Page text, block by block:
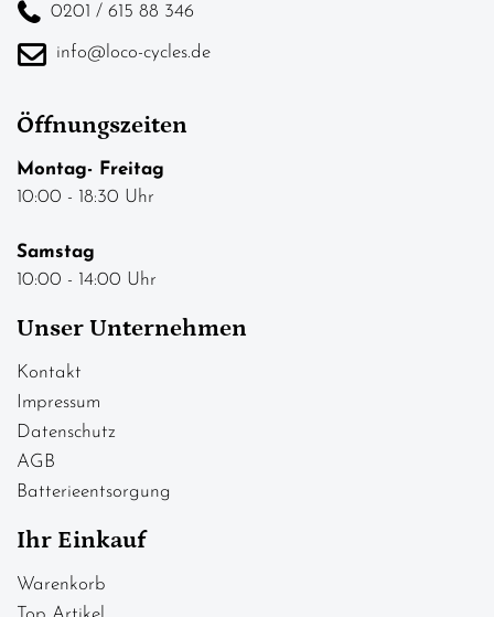
0201 / 615 88 346
info@loco-cycles.de
Öffnungszeiten
Montag- Freitag
10:00 - 18:30 Uhr
Samstag
10:00 - 14:00 Uhr
Unser Unternehmen
Kontakt
Impressum
Datenschutz
AGB
Batterieentsorgung
Ihr Einkauf
Warenkorb